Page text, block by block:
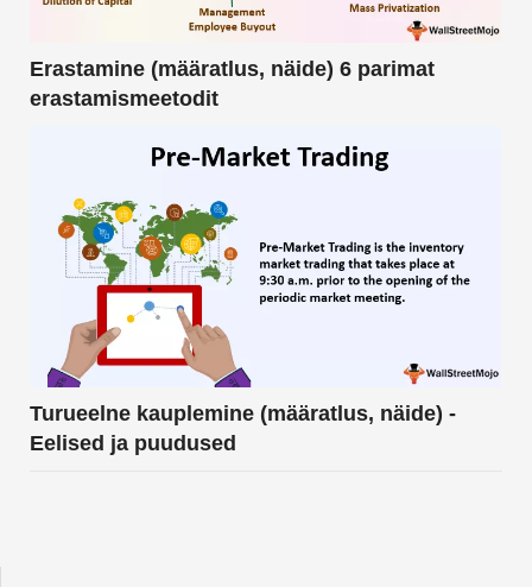
Erastamine (määratlus, näide) 6 parimat
erastamismeetodit
Turueelne kauplemine (määratlus, näide) -
Eelised ja puudused